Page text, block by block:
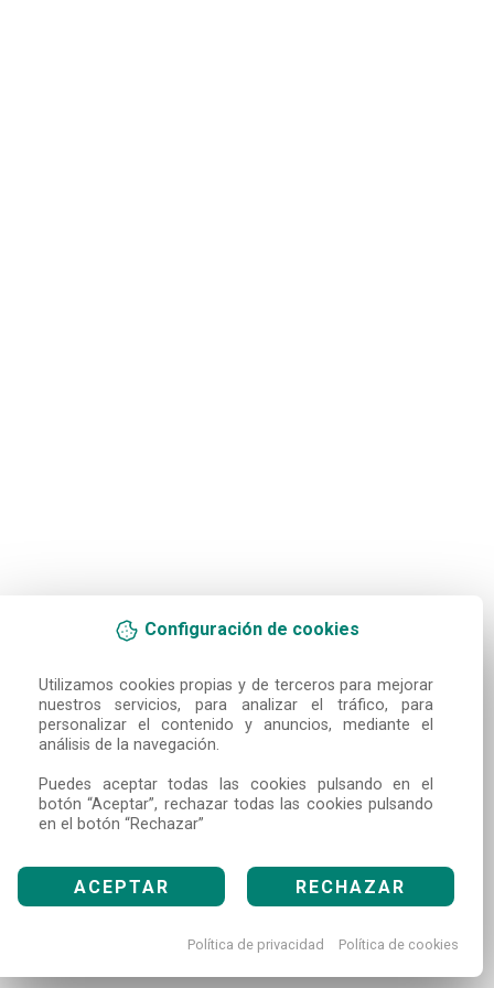
Configuración de cookies
Utilizamos cookies propias y de terceros para mejorar
nuestros servicios, para analizar el tráfico, para
personalizar el contenido y anuncios, mediante el
análisis de la navegación.
Puedes aceptar todas las cookies pulsando en el
botón “Aceptar”, rechazar todas las cookies pulsando
en el botón “Rechazar”
ACEPTAR RECHAZAR
Política de privacidad Política de cookies